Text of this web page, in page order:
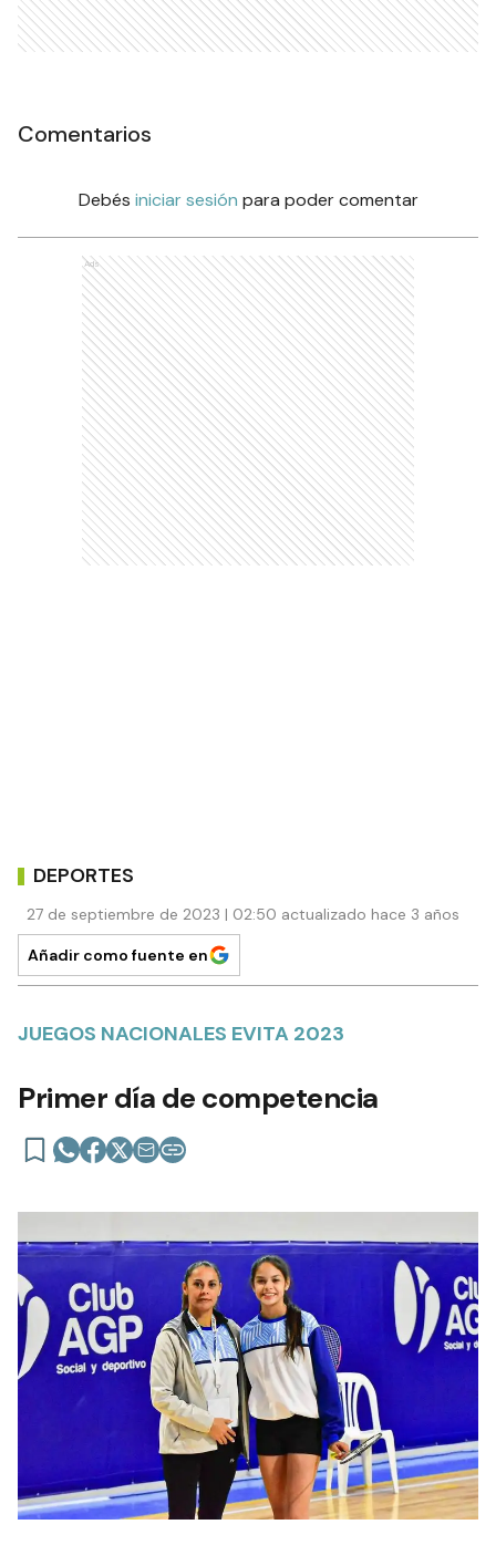
Comentarios
Debés iniciar sesión para poder comentar
Ads
DEPORTES
27 de septiembre de 2023 | 02:50 actualizado hace 3 años
Añadir como fuente en
JUEGOS NACIONALES EVITA 2023
Primer día de competencia